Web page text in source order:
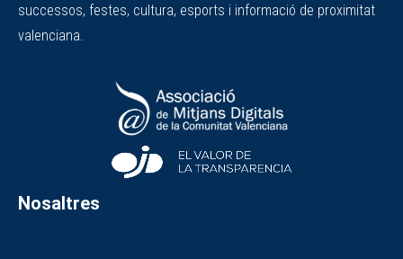
successos, festes, cultura, esports i informació de proximitat
valenciana.
Nosaltres